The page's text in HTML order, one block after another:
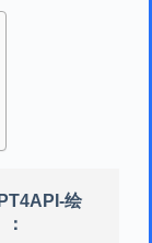
绘